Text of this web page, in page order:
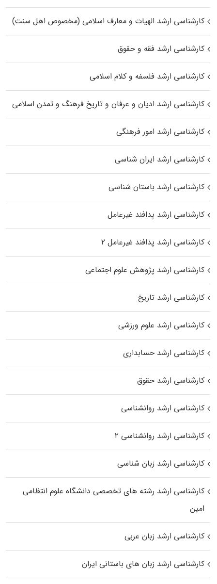
کارشناسی ارشد الهیات و معارف اسلامی (مخصوص اهل سنت)
کارشناسی ارشد فقه و حقوق
کارشناسی ارشد فلسفه و کلام اسلامی
کارشناسی ارشد ادیان و عرفان و تاریخ فرهنگ و تمدن اسلامی
کارشناسی ارشد امور فرهنگی
کارشناسی ارشد ایران شناسی
کارشناسی ارشد باستان شناسی
کارشناسی ارشد پدافند غیرعامل
کارشناسی ارشد پدافند غیرعامل ۲
کارشناسی ارشد پژوهش علوم اجتماعی
کارشناسی ارشد تاریخ
کارشناسی ارشد علوم ورزشی
کارشناسی ارشد حسابداری
کارشناسی ارشد حقوق
کارشناسی ارشد روانشناسی
کارشناسی ارشد روانشناسی ۲
کارشناسی ارشد زبان شناسی
کارشناسی ارشد رﺷﺘﻪ ﻫﺎی تخصصی داﻧﺸﮕﺎه ﻋﻠﻮم انتظامی
اﻣﻴﻦ
کارشناسی ارشد زبان عربی
کارشناسی ارشد زبان‌ های باستانی ایران